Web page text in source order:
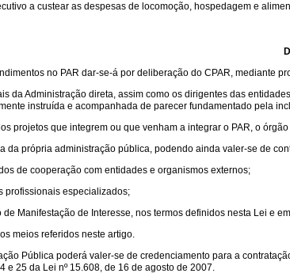
a custear as despesas de locomoção, hospedagem e
no PAR dar-se-á por deliberação do CPAR, mediante
da Administração direta, assim como os dirigentes das
instruída e acompanhada de parecer fundamentado pela
projetos que integrem ou que venham a integrar o PAR, o
da própria administração pública, podendo ainda valer-se de
de cooperação com entidades e organismos externos;
profissionais especializados;
Manifestação de Interesse, nos termos definidos nesta Lei e
meios referidos neste artigo.
Pública poderá valer-se de credenciamento para a
e 25 da Lei nº 15.608, de 16 de agosto de 2007.